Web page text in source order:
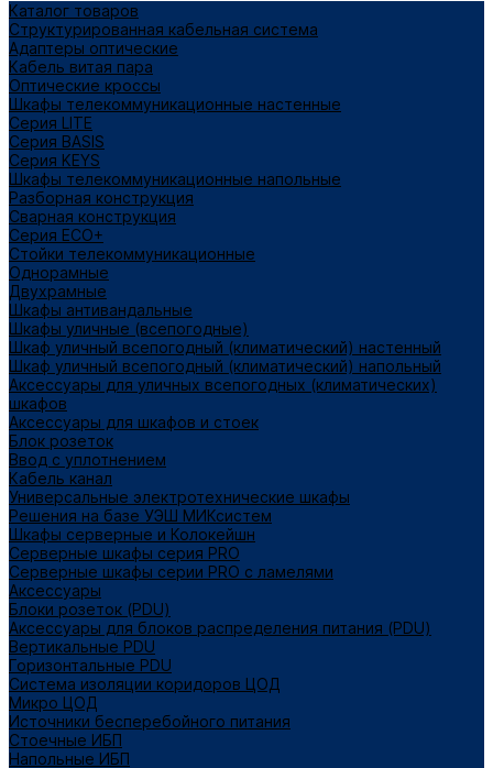
Каталог товаров
Структурированная кабельная система
Адаптеры оптические
Кабель витая пара
Оптические кроссы
Шкафы телекоммуникационные настенные
Cерия LITE
Cерия BASIS
Cерия KEYS
Шкафы телекоммуникационные напольные
Разборная конструкция
Сварная конструкция
Серия ECO+
Стойки телекоммуникационные
Однорамные
Двухрамные
Шкафы антивандальные
Шкафы уличные (всепогодные)
Шкаф уличный всепогодный (климатический) настенный
Шкаф уличный всепогодный (климатический) напольный
Аксессуары для уличных всепогодных (климатических)
шкафов
Аксессуары для шкафов и стоек
Блок розеток
Ввод с уплотнением
Кабель канал
Универсальные электротехнические шкафы
Решения на базе УЭШ МИКсистем
Шкафы серверные и Колокейшн
Серверные шкафы серия PRO
Серверные шкафы серии PRO с ламелями
Аксессуары
Блоки розеток (PDU)
Аксессуары для блоков распределения питания (PDU)
Вертикальные PDU
Горизонтальные PDU
Система изоляции коридоров ЦОД
Микро ЦОД
Источники бесперебойного питания
Стоечные ИБП
Напольные ИБП